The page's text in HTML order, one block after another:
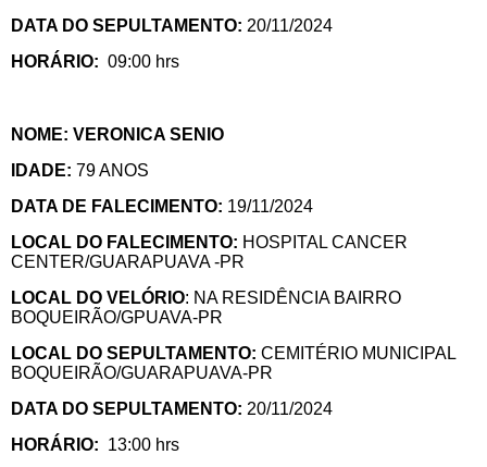
DATA DO SEPULTAMENTO: 20/11/2024
HORÁRIO: 09:00 hrs
NOME: VERONICA SENIO
IDADE: 79 ANOS
DATA DE FALECIMENTO: 19/11/2024
LOCAL DO FALECIMENTO: HOSPITAL CANCER
CENTER/GUARAPUAVA -PR
LOCAL DO VELÓRIO: NA RESIDÊNCIA BAIRRO
BOQUEIRÃO/GPUAVA-PR
LOCAL DO SEPULTAMENTO: CEMITÉRIO MUNICIPAL
BOQUEIRÃO/GUARAPUAVA-PR
DATA DO SEPULTAMENTO: 20/11/2024
HORÁRIO: 13:00 hrs